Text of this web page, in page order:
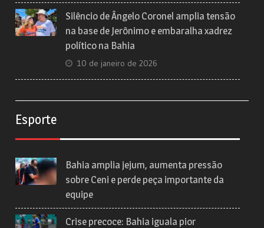
Silêncio de Ângelo Coronel amplia tensão
na base de Jerônimo e embaralha xadrez
político na Bahia
10 de janeiro de 2026
Esporte
Bahia amplia jejum, aumenta pressão
sobre Ceni e perde peça importante da
equipe
Crise precoce: Bahia iguala pior